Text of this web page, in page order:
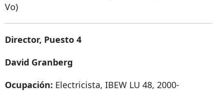
Vo)
Director, Puesto 4
David Granberg
Ocupación: Electricista, IBEW LU 48, 2000-